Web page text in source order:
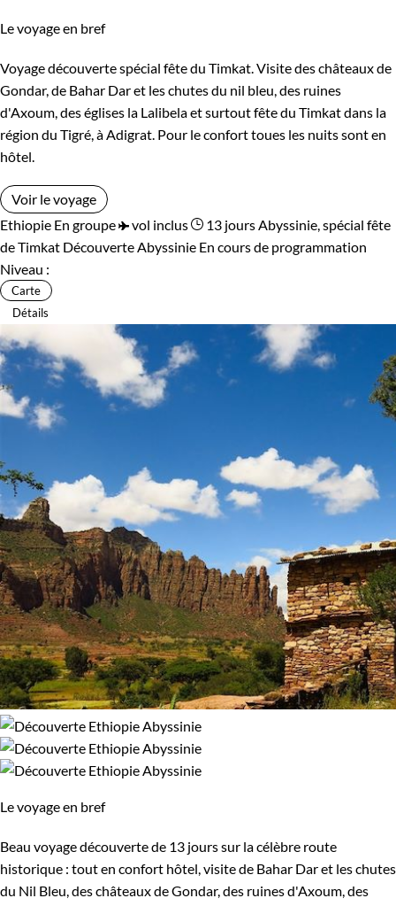
Le voyage en bref
Voyage découverte spécial fête du Timkat. Visite des châteaux de
Gondar, de Bahar Dar et les chutes du nil bleu, des ruines
d'Axoum, des églises la Lalibela et surtout fête du Timkat dans la
région du Tigré, à Adigrat. Pour le confort toues les nuits sont en
hôtel.
Voir le voyage
Ethiopie En groupe vol inclus 13 jours Abyssinie, spécial fête
de Timkat Découverte Abyssinie En cours de programmation
Niveau :
Carte
Détails
Le voyage en bref
Beau voyage découverte de 13 jours sur la célèbre route
historique : tout en confort hôtel, visite de Bahar Dar et les chutes
du Nil Bleu, des châteaux de Gondar, des ruines d'Axoum, des